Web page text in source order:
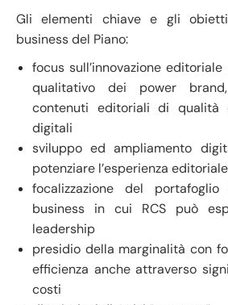
Gli elementi chiave e gli
business del Piano:
focus sull’innovazione
qualitativo dei power
contenuti editoriali di qualità
digitali
sviluppo ed ampliamento
potenziare l’esperienza
focalizzazione del
business in cui RCS può
leadership
presidio della marginalità con
efficienza anche attraverso
costi